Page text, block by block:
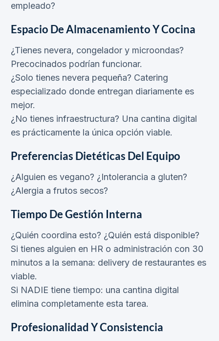
empleado?
Espacio De Almacenamiento Y Cocina
¿Tienes nevera, congelador y microondas?
Precocinados podrían funcionar.
¿Solo tienes nevera pequeña? Catering
especializado donde entregan diariamente es
mejor.
¿No tienes infraestructura? Una cantina digital
es prácticamente la única opción viable.
Preferencias Dietéticas Del Equipo
¿Alguien es vegano? ¿Intolerancia a gluten?
¿Alergia a frutos secos?
Tiempo De Gestión Interna
¿Quién coordina esto? ¿Quién está disponible?
Si tienes alguien en HR o administración con 30
minutos a la semana: delivery de restaurantes es
viable.
Si NADIE tiene tiempo: una cantina digital
elimina completamente esta tarea.
Profesionalidad Y Consistencia